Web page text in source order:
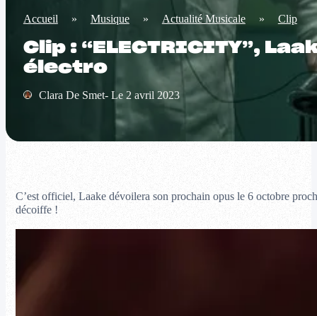
Accueil » Musique » Actualité Musicale » Clip
Clip : “ELECTRICITY”,
électro
Clara De Smet- Le 2 avril 2023
C’est officiel, Laake dévoilera son prochain opus le 6 octobre
décoiffe !